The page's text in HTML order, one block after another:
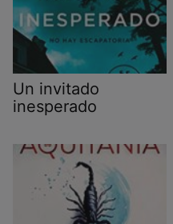
Un invitado
inesperado